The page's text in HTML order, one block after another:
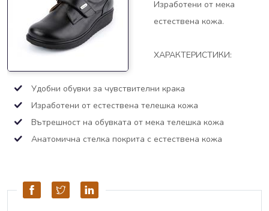
Изработени от мека
естествена кожа.
ХАРАКТЕРИСТИКИ:
Удобни обувки за чувствителни крака
Изработени от естествена телешка кожа
Вътрешност на обувката от мека телешка кожа
Анатомична стелка покрита с естествена кожа